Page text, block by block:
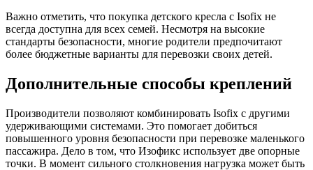
Важно отметить, что покупка детского кресла с Isofix не
всегда доступна для всех семей. Несмотря на высокие
стандарты безопасности, многие родители предпочитают
более бюджетные варианты для перевозки своих детей.
Дополнительные способы креплений
Производители позволяют комбинировать Isofix с другими
удерживающими системами. Это помогает добиться
повышенного уровня безопасности при перевозке маленького
пассажира. Дело в том, что Изофикс использует две опорные
точки. В момент сильного столкновения нагрузка может быть